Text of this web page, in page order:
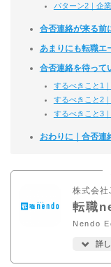
パターン2｜企
合否連絡が来る前
あまりにも転職エ
合否連絡を待って
するべきこと1
するべきこと2
するべきこと3
おわりに｜合否連
株式会
転職
Nendo
詳